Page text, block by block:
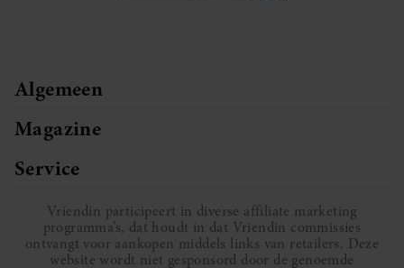
Algemeen
Magazine
Service
Vriendin participeert in diverse affiliate marketing
programma’s, dat houdt in dat Vriendin commissies
ontvangt voor aankopen middels links van retailers. Deze
website wordt niet gesponsord door de genoemde